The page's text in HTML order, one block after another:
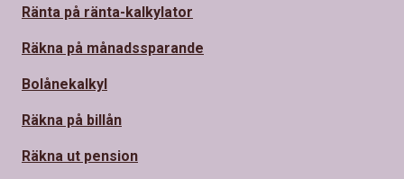
Ränta på ränta-kalkylator
Räkna på månadssparande
Bolånekalkyl
Räkna på billån
Räkna ut pension